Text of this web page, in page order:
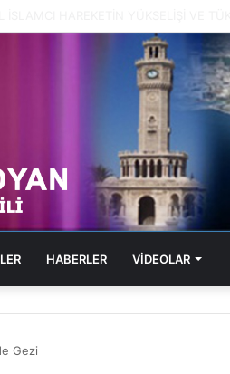
HABERLER VİDEOLAR
Gezi